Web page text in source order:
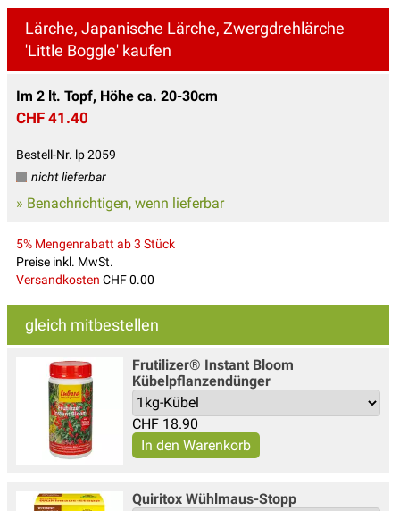
Lärche, Japanische Lärche, Zwergdrehlärche
'Little Boggle' kaufen
Im 2 lt. Topf, Höhe ca. 20-30cm
CHF 41.40
Bestell-Nr. lp 2059
nicht lieferbar
» Benachrichtigen, wenn lieferbar
5% Mengenrabatt ab 3 Stück
Preise inkl. MwSt.
Versandkosten CHF 0.00
gleich mitbestellen
Frutilizer® Instant Bloom
Kübelpflanzendünger
CHF 18.90
Quiritox Wühlmaus-Stopp